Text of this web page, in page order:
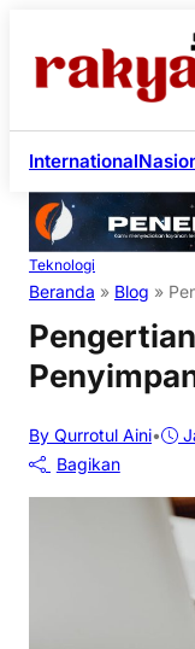
International
Teknologi
Beranda » Blog »
By Qurrotul Aini•
Bagikan